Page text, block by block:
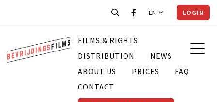
EN LOGIN
FILMS & RIGHTS
DISTRIBUTION
NEWS
ABOUT US
PRICES
FAQ
CONTACT